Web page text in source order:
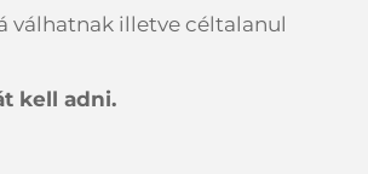
válhatnak illetve céltalanul
kell adni.